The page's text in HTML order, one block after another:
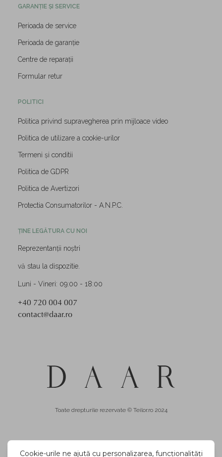
GARANȚIE ȘI SERVICE
Perioada de service
Perioada de garanție
Centre de reparații
Formular retur
POLITICI
Politica privind supravegherea prin mijloace video
Politica de utilizare a cookie-urilor
Termeni și conditii
Politica de GDPR
Politica de Avertizori
Protectia Consumatorilor - A.N.P.C.
ȚINE LEGĂTURA CU NOI
Reprezentanții noștri
vă stau la dispozitie.
Luni - Vineri: 09:00 - 18:00
+40 720 004 007
contact@daar.ro
Toate drepturile rezervate © Teilor.ro 2024